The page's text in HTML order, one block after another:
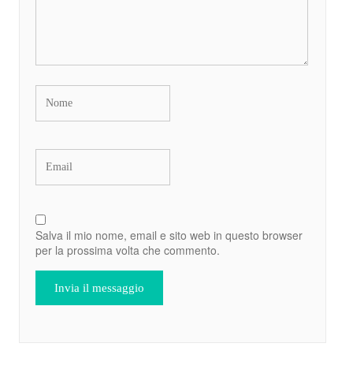
Salva il mio nome, email e sito web in questo browser
per la prossima volta che commento.